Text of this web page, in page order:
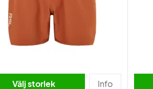
Välj storlek Info